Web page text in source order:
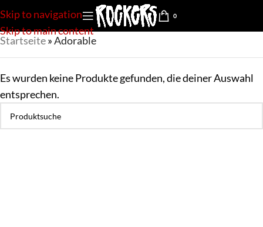
Skip to navigation
Skip to main content
0
Startseite»Adorable
Es wurden keine Produkte gefunden, die deiner Auswahl
entsprechen.